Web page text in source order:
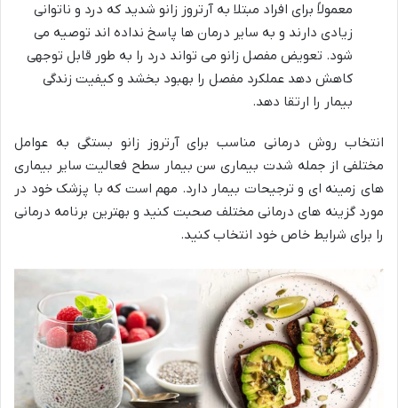
معمولاً برای افراد مبتلا به آرتروز زانو شدید که درد و ناتوانی
زیادی دارند و به سایر درمان ها پاسخ نداده اند توصیه می
شود. تعویض مفصل زانو می تواند درد را به طور قابل توجهی
کاهش دهد عملکرد مفصل را بهبود بخشد و کیفیت زندگی
بیمار را ارتقا دهد.
انتخاب روش درمانی مناسب برای آرتروز زانو بستگی به عوامل
مختلفی از جمله شدت بیماری سن بیمار سطح فعالیت سایر بیماری
های زمینه ای و ترجیحات بیمار دارد. مهم است که با پزشک خود در
مورد گزینه های درمانی مختلف صحبت کنید و بهترین برنامه درمانی
را برای شرایط خاص خود انتخاب کنید.